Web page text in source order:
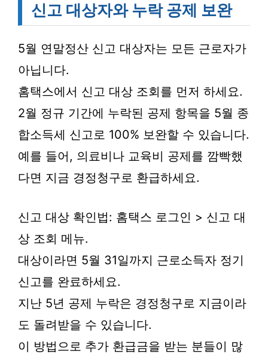
신고 대상자와 누락 공제 보완
5월 연말정산 신고 대상자는 모든 근로자가
아닙니다.
홈택스에서 신고 대상 조회를 먼저 하세요.
2월 정규 기간에 누락된 공제 항목을 5월 종
합소득세 신고로 100% 보완할 수 있습니다.
예를 들어, 의료비나 교육비 공제를 깜빡했
다면 지금 경정청구로 환급하세요.
신고 대상 확인법: 홈택스 로그인 > 신고 대
상 조회 메뉴.
대상이라면 5월 31일까지 근로소득자 정기
신고를 완료하세요.
지난 5년 공제 누락은 경정청구로 지금이라
도 돌려받을 수 있습니다.
이 방법으로 추가 환급금을 받는 분들이 많